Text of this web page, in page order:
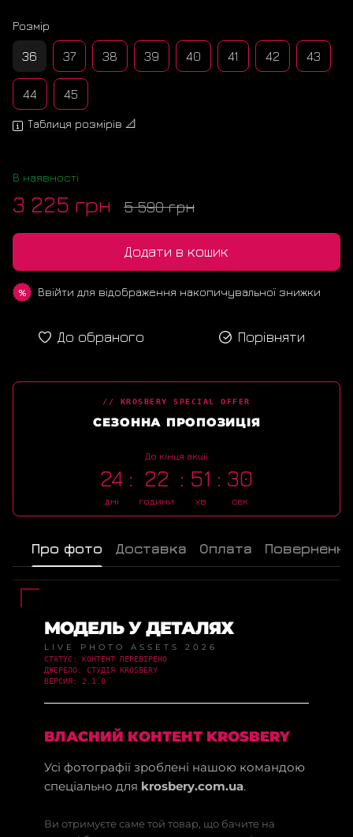
Розмір
36 37 38 39 40 41 42 43
44 45
Таблиця розмірів 📐
В наявності
3 225 грн 5 590 грн
Додати в кошик
% Ввійти для відображення накопичувальної знижки
До обраного Порівняти
// KROSBERY SPECIAL OFFER
СЕЗОННА ПРОПОЗИЦІЯ
До кінця акції
24
дні
22
години
51
хв
30
сек
Про фото Доставка Оплата Повернення
МОДЕЛЬ У ДЕТАЛЯХ
LIVE PHOTO ASSETS 2026
СТАТУС: КОНТЕНТ ПЕРЕВІРЕНО
ДЖЕРЕЛО: СТУДІЯ KROSBERY
ВЕРСИЯ: 2.1.0
ВЛАСНИЙ КОНТЕНТ KROSBERY
Усі фотографії зроблені нашою командою
спеціально для krosbery.com.ua.
Ви отримуєте саме той товар, що бачите на